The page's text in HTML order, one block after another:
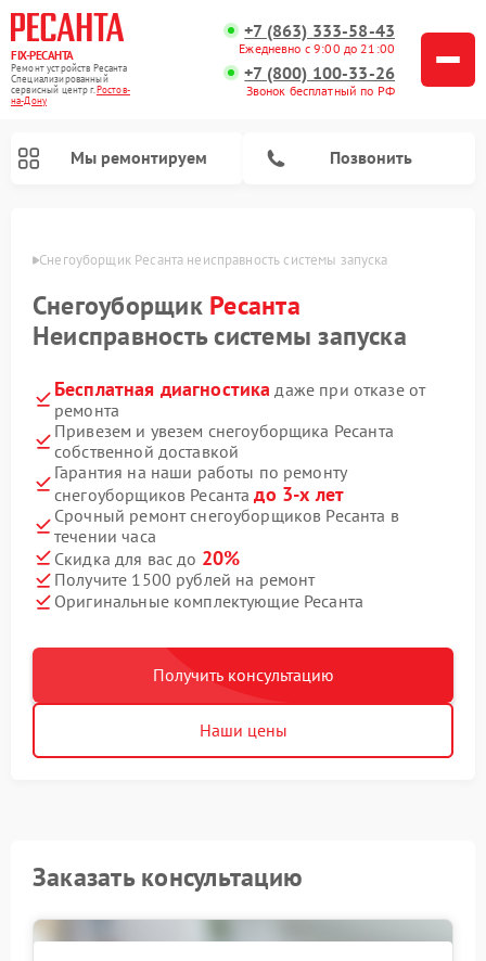
FIX-РЕСАНТА
Ремонт устройств Ресанта
Специализированный
cервисный центр г.Ростов-
на-Дону
+7 (863) 333-58-43
Ежедневно с 9:00 до 21:00
+7 (800) 100-33-26
Звонок бесплатный по РФ
Мы ремонтируем Позвонить
Снегоуборщик Ресанта неисправность системы запуска
Снегоуборщик Ресанта
Неисправность системы запуска
Бесплатная диагностика даже при отказе от
ремонта
Привезем и увезем снегоуборщика Ресанта
собственной доставкой
Гарантия на наши работы по ремонту
снегоуборщиков Ресантадо 3-х лет
Срочный ремонт снегоуборщиков Ресанта в
течении часа
Скидка для вас до 20%
Получите 1500 рублей на ремонт
Оригинальные комплектующие Ресанта
Получить консультацию
Наши цены
Заказать консультацию